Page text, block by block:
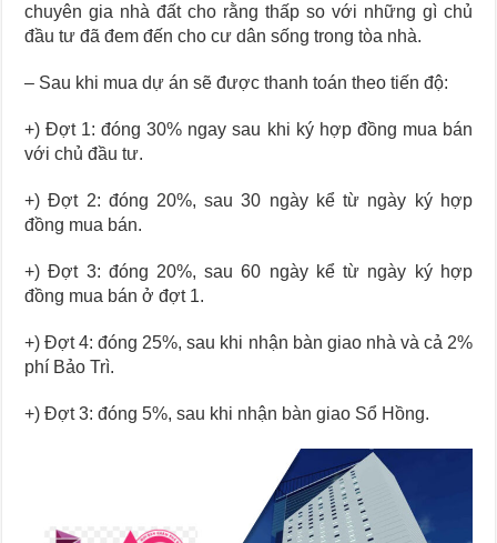
chuyên gia nhà đất cho rằng thấp so với những gì chủ
đầu tư đã đem đến cho cư dân sống trong tòa nhà.
– Sau khi mua dự án sẽ được thanh toán theo tiến độ:
+) Đợt 1: đóng 30% ngay sau khi ký hợp đồng mua bán
với chủ đầu tư.
+) Đợt 2: đóng 20%, sau 30 ngày kể từ ngày ký hợp
đồng mua bán.
+) Đợt 3: đóng 20%, sau 60 ngày kể từ ngày ký hợp
đồng mua bán ở đợt 1.
+) Đợt 4: đóng 25%, sau khi nhận bàn giao nhà và cả 2%
phí Bảo Trì.
+) Đợt 3: đóng 5%, sau khi nhận bàn giao Sổ Hồng.